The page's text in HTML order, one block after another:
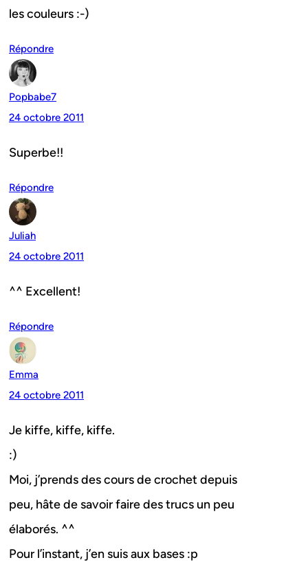
les couleurs :-)
Répondre
Popbabe7
24 octobre 2011
Superbe!!
Répondre
Juliah
24 octobre 2011
^^ Excellent!
Répondre
Emma
24 octobre 2011
Je kiffe, kiffe, kiffe.
:)
Moi, j’prends des cours de crochet depuis
peu, hâte de savoir faire des trucs un peu
élaborés. ^^
Pour l’instant, j’en suis aux bases :p